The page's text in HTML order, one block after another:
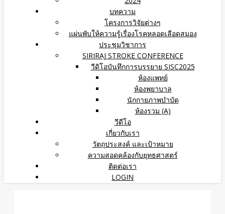
บทความ
โครงการวิจัยต่างๆ
แผ่นพับให้ความรู้เรื่องโรคหลอดเลือดสมอง
ประชุมวิชาการ
SIRIRAJ STROKE CONFERENCE
วีดิโอบันทึกการบรรยาย SISC2025
ห้องแพทย์
ห้องพยาบาล
นักกายภาพบำบัด
ห้องรวม (A)
วีดีโอ
เกี่ยวกับเรา
วัตถุประสงค์ และเป้าหมาย
ความสอดคล้องกับยุทธศาสตร์
ติดต่อเรา
LOGIN